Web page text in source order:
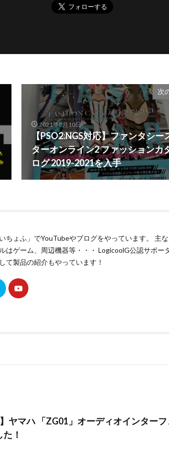
次
2021年8月10日
【PSO2:NGS対応】ファンタシー
ターオンライン2 ファッションカ
ログ 2019-2021を入手
ちょふ」でYouTubeやブログをやっています。 主
はゲーム、周辺機器等・・・ LogicoolG公認サポー
て製品の紹介もやっています！
ヤマハ 「ZG01」オーディオインター
！